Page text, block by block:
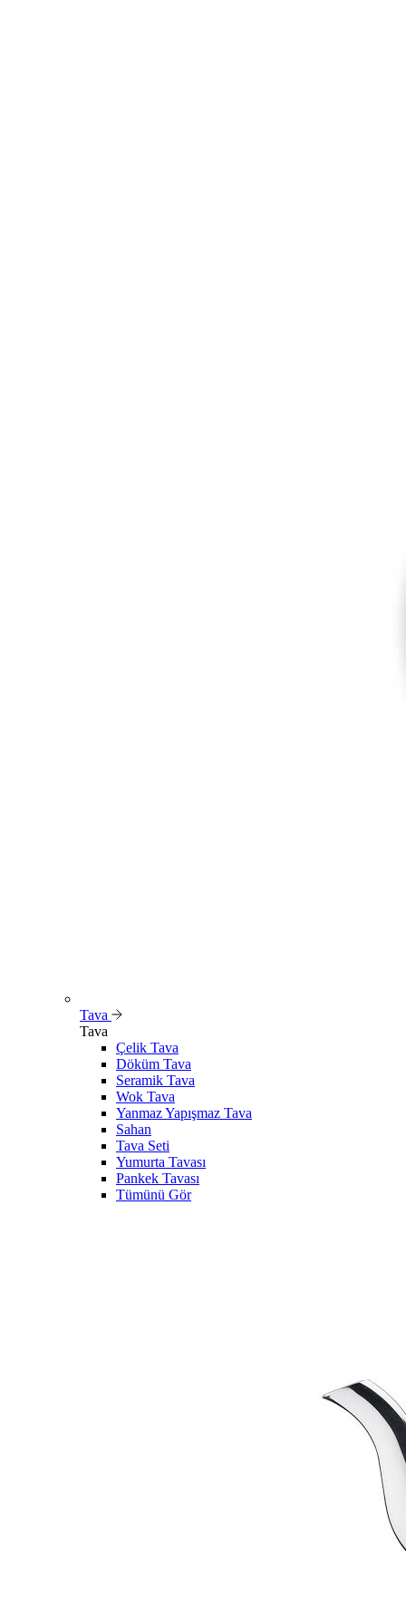
Tava
Tava
Çelik Tava
Döküm Tava
Seramik Tava
Wok Tava
Yanmaz Yapışmaz Tava
Sahan
Tava Seti
Yumurta Tavası
Pankek Tavası
Tümünü Gör